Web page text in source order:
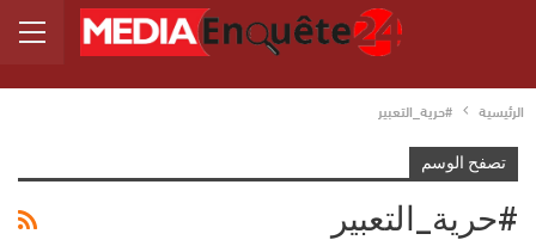
الرئيسية #حرية_التعبير
تصفح الوسم
#حرية_التعبير